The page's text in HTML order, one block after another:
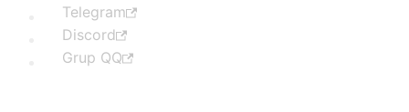
Telegram
Discord
Grup QQ